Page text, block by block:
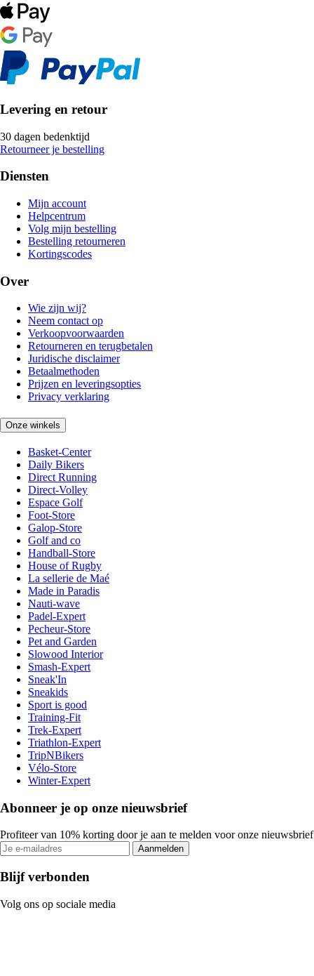
Levering en retour
30 dagen bedenktijd
Retourneer je bestelling
Diensten
Mijn account
Helpcentrum
Volg mijn bestelling
Bestelling retourneren
Kortingscodes
Over
Wie zijn wij?
Neem contact op
Verkoopvoorwaarden
Retourneren en terugbetalen
Juridische disclaimer
Betaalmethoden
Prijzen en leveringsopties
Privacy verklaring
Onze winkels
Basket-Center
Daily Bikers
Direct Running
Direct-Volley
Espace Golf
Foot-Store
Galop-Store
Golf and co
Handball-Store
House of Rugby
La sellerie de Maé
Made in Paradis
Nauti-wave
Padel-Expert
Pecheur-Store
Pet and Garden
Slowood Interior
Smash-Expert
Sneak'In
Sneakids
Sport is good
Training-Fit
Trek-Expert
Triathlon-Expert
TripNBikers
Vélo-Store
Winter-Expert
Abonneer je op onze nieuwsbrief
Profiteer van 10% korting door je aan te melden voor onze nieuwsbrief
Aanmelden
Blijf verbonden
Volg ons op sociale media